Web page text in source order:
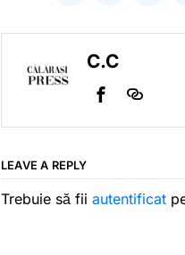
C.C
LEAVE A REPLY
Trebuie să fii autentificat